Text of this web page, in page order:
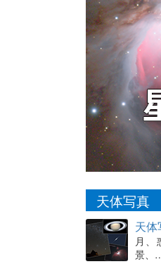
天体写真
天体
月、
景、